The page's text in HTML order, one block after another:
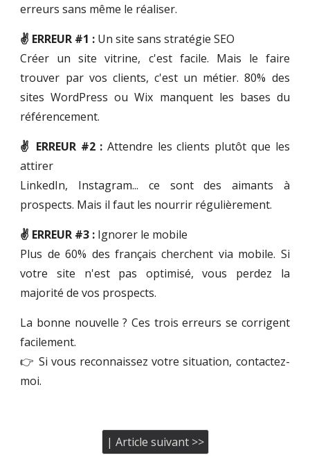
erreurs sans même le réaliser.
✌️ ERREUR #1 : Un site sans stratégie SEO
Créer un site vitrine, c'est facile. Mais le faire
trouver par vos clients, c'est un métier. 80% des
sites WordPress ou Wix manquent les bases du
référencement.
✌️ ERREUR #2 : Attendre les clients plutôt que les
attirer
LinkedIn, Instagram... ce sont des aimants à
prospects. Mais il faut les nourrir régulièrement.
✌️ ERREUR #3 : Ignorer le mobile
Plus de 60% des français cherchent via mobile. Si
votre site n'est pas optimisé, vous perdez la
majorité de vos prospects.
La bonne nouvelle ? Ces trois erreurs se corrigent
facilement.
👉 Si vous reconnaissez votre situation, contactez-
moi.
| Article suivant >>